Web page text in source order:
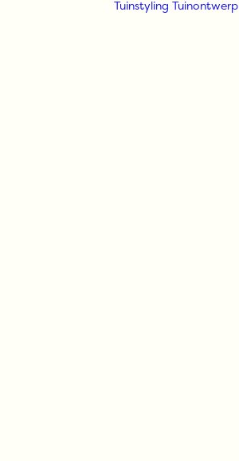
Tuinstyling Tuinontwerp